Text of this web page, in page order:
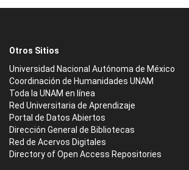
Otros Sitios
Universidad Nacional Autónoma de México
Coordinación de Humanidades UNAM
Toda la UNAM en línea
Red Universitaria de Aprendizaje
Portal de Datos Abiertos
Dirección General de Bibliotecas
Red de Acervos Digitales
Directory of Open Access Repositories